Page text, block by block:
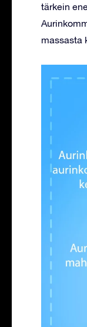
tärkein
massasta